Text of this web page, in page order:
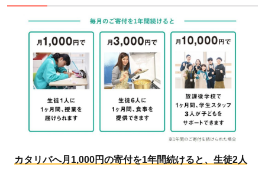
カタリバへ月1,000円の寄付を1年間続けると、生徒2人